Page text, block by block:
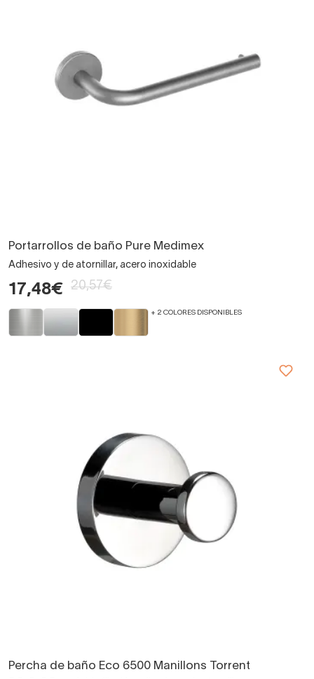
Portarrollos de baño Pure Medimex
Adhesivo y de atornillar, acero inoxidable
17,48€ 20,57€
+ 2 COLORES DISPONIBLES
Percha de baño Eco 6500 Manillons Torrent